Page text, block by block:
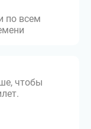
по всем
чтобы